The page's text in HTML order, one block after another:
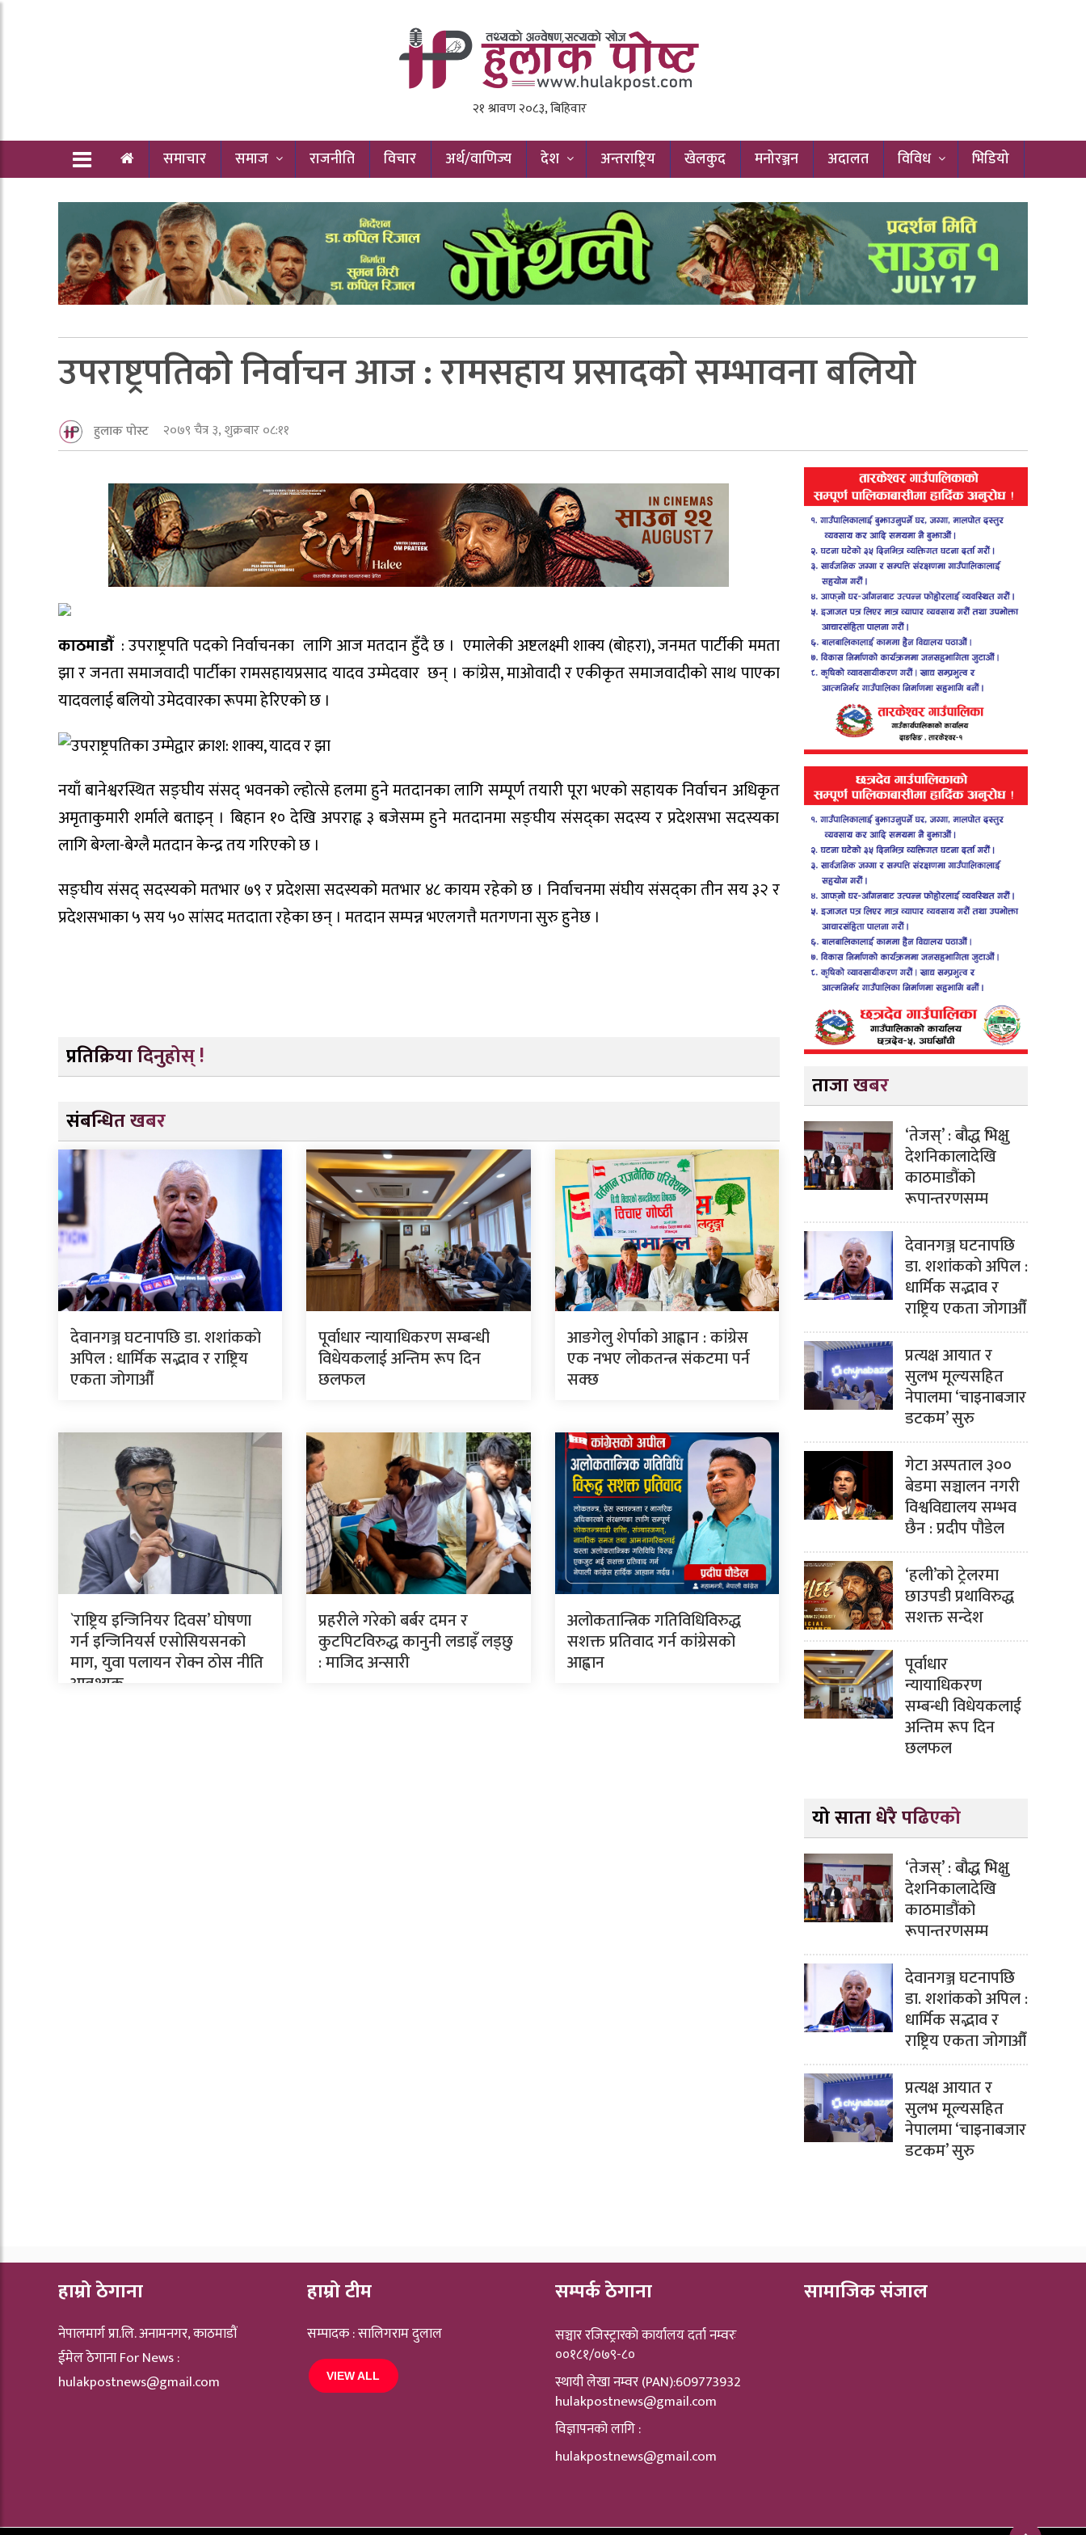
समाचार समाज राजनीति विचार अर्थ/वाणिज्य देश अन्तराष्ट्रिय खेलकुद मनोरञ्जन अदालत विविध भिडियो
उपराष्ट्रपतिकाे निर्वाचन आज : रामसहाय प्रसादकाे सम्भावना बलियाे
हुलाक पोस्ट २०७९ चैत्र ३, शुक्रबार ०८:११
काठमाडौँ: उपराष्ट्रपति पदको निर्वाचनका लागि आज मतदान हुँदै छ । एमालेकी अष्टलक्ष्मी शाक्य (बोहरा), जनमत पार्टीकी ममता
झा र जनता समाजवादी पार्टीका रामसहायप्रसाद यादव उम्मेदवार छन् । कांग्रेस, माओवादी र एकीकृत समाजवादीकाे साथ पाएका
यादवलाई बलियाे उमेदवारका रूपमा हेरिएकाे छ ।
नयाँ बानेश्वरस्थित सङ्घीय संसद् भवनको ल्होत्से हलमा हुने मतदानका लागि सम्पूर्ण तयारी पूरा भएको सहायक निर्वाचन अधिकृत
अमृताकुमारी शर्माले बताइन् । बिहान १० देखि अपराह्न ३ बजेसम्म हुने मतदानमा सङ्घीय संसद्का सदस्य र प्रदेशसभा सदस्यका
लागि बेग्ला-बेग्लै मतदान केन्द्र तय गरिएको छ ।
सङ्घीय संसद् सदस्यको मतभार ७९ र प्रदेशसा सदस्यको मतभार ४८ कायम रहेको छ । निर्वाचनमा संघीय संसद्का तीन सय ३२ र
प्रदेशसभाका ५ सय ५० सांसद मतदाता रहेका छन् । मतदान सम्पन्न भएलगत्तै मतगणना सुरु हुनेछ ।
प्रतिक्रिया दिनुहोस् !
संबन्धित खबर
देवानगञ्ज घटनापछि डा. शशांककाे
अपिल : धार्मिक सद्भाव र राष्ट्रिय
एकता जोगाऔँ
पूर्वाधार न्यायाधिकरण सम्बन्धी
विधेयकलाई अन्तिम रूप दिन
छलफल
आङगेलु शेर्पाको आह्वान : कांग्रेस
एक नभए लोकतन्त्र संकटमा पर्न
सक्छ
`राष्ट्रिय इन्जिनियर दिवस’ घोषणा
गर्न इन्जिनियर्स एसाेसियसनको
माग, युवा पलायन रोक्न ठोस नीति
आवश्यक
प्रहरीले गरेको बर्बर दमन र
कुटपिटविरुद्ध कानुनी लडाइँ लड्छु
: माजिद अन्सारी
अलोकतान्त्रिक गतिविधिविरुद्ध
सशक्त प्रतिवाद गर्न कांग्रेसको
आह्वान
ताजा खबर
‘तेजस्’ : बौद्ध भिक्षु
देशनिकालादेखि
काठमाडौंको
रूपान्तरणसम्म
देवानगञ्ज घटनापछि
डा. शशांककाे अपिल :
धार्मिक सद्भाव र
राष्ट्रिय एकता जोगाऔँ
प्रत्यक्ष आयात र
सुलभ मूल्यसहित
नेपालमा ‘चाइनाबजार
डटकम’ सुरु
गेटा अस्पताल ३००
बेडमा सञ्चालन नगरी
विश्वविद्यालय सम्भव
छैन : प्रदीप पौडेल
‘हली’को ट्रेलरमा
छाउपडी प्रथाविरुद्ध
सशक्त सन्देश
पूर्वाधार
न्यायाधिकरण
सम्बन्धी विधेयकलाई
अन्तिम रूप दिन
छलफल
यो साता धेरै पढिएको
‘तेजस्’ : बौद्ध भिक्षु
देशनिकालादेखि
काठमाडौंको
रूपान्तरणसम्म
देवानगञ्ज घटनापछि
डा. शशांककाे अपिल :
धार्मिक सद्भाव र
राष्ट्रिय एकता जोगाऔँ
प्रत्यक्ष आयात र
सुलभ मूल्यसहित
नेपालमा ‘चाइनाबजार
डटकम’ सुरु
हाम्रो ठेगाना
नेपालमार्ग प्रा.लि. अनामनगर, काठमाडौं
ईमेल ठेगाना For News :
hulakpostnews@gmail.com
हाम्रो टीम
सम्पादक : सालिगराम दुलाल
VIEW ALL
सम्पर्क ठेगाना
सञ्चार रजिस्ट्रारकाे कार्यालय दर्ता नम्वरः
००१८१/०७९-८०
स्थायी लेखा नम्वर (PAN):609773932
hulakpostnews@gmail.com
विज्ञापनको लागि :
hulakpostnews@gmail.com
सामाजिक संजाल